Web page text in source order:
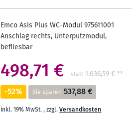
Emco Asis Plus WC-Modul 975611001
Anschlag rechts, Unterputzmodul,
befliesbar
498,71 € statt 1.036,59 €**
-52% Sie sparen 537,88 €
inkl. 19% MwSt.,zzgl.Versandkosten